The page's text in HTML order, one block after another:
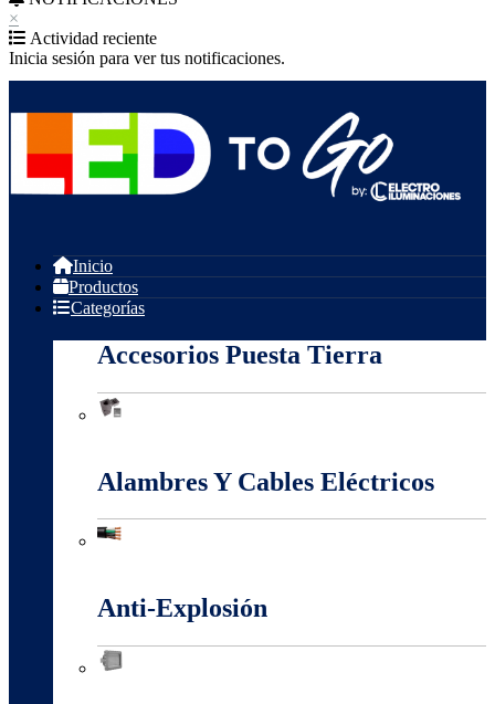
×
Actividad reciente
Inicia sesión para ver tus notificaciones.
Inicio
Productos
Categorías
Accesorios Puesta Tierra
Alambres Y Cables Eléctricos
Anti-Explosión